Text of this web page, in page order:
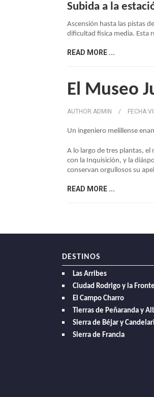
Subida a la
Ascensión hasta las pistas
dificultad fisica media. Esta
READ MORE ...
El Museo
AUTHOR:ADMIN / FECHA:
Un ingeniero melillense
A lo largo de tres plantas, el
con la Inquisición, y la
conservan orgullosos su
READ MORE ...
DESTINOS
Las Arribes
Ciudad Rodrigo y la
El Campo Charro
Tierras de Peñaranda y
Sierra de Béjar y
Sierra de Francia